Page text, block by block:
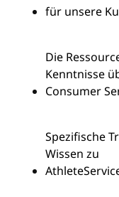
für unsere
Die
Kenntnisse
Consumer
Spezifische
Wissen zu
Athlete